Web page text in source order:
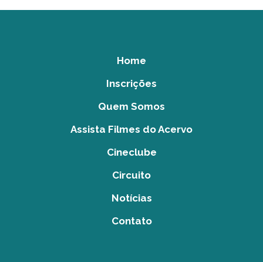
Home
Inscrições
Quem Somos
Assista Filmes do Acervo
Cineclube
Circuito
Notícias
Contato